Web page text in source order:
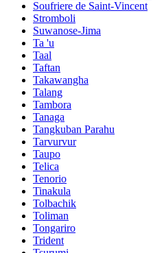
Soufriere de Saint-Vincent
Stromboli
Suwanose-Jima
Ta 'u
Taal
Taftan
Takawangha
Talang
Tambora
Tanaga
Tangkuban Parahu
Tarvurvur
Taupo
Telica
Tenorio
Tinakula
Tolbachik
Toliman
Tongariro
Trident